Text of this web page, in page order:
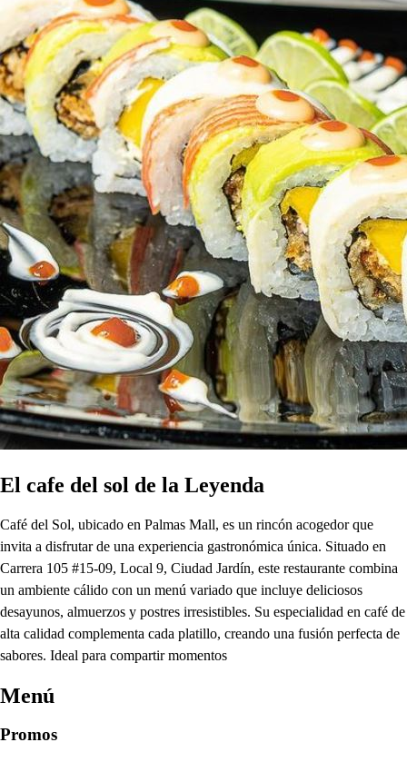
El cafe del sol de la Leyenda
Café del Sol, ubicado en Palmas Mall, es un rincón acogedor que
invita a disfrutar de una experiencia gastronómica única. Situado en
Carrera 105 #15-09, Local 9, Ciudad Jardín, este restaurante combina
un ambiente cálido con un menú variado que incluye deliciosos
desayunos, almuerzos y postres irresistibles. Su especialidad en café de
alta calidad complementa cada platillo, creando una fusión perfecta de
sabores. Ideal para compartir momentos
Menú
Promos